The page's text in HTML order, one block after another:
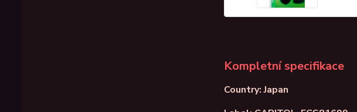
Kompletní specifikace
Country: Japan